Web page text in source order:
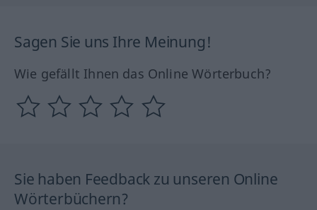
Sagen Sie uns Ihre Meinung!
Wie gefällt Ihnen das Online Wörterbuch?
Sie haben Feedback zu unseren Online
Wörterbüchern?